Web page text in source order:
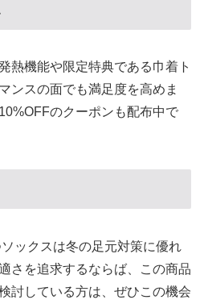
熱機能や限定特典である巾着ト
ンスの面でも満足度を高めま
のクーポンも配布中で
ックスは冬の足元対策に優れ
さを追求するならば、この商品
討している方は、ぜひこの機会